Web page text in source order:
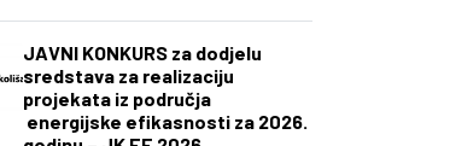
JAVNI KONKURS za dodjelu
sredstava za realizaciju
projekata iz područja
energijske efikasnosti za 2026.